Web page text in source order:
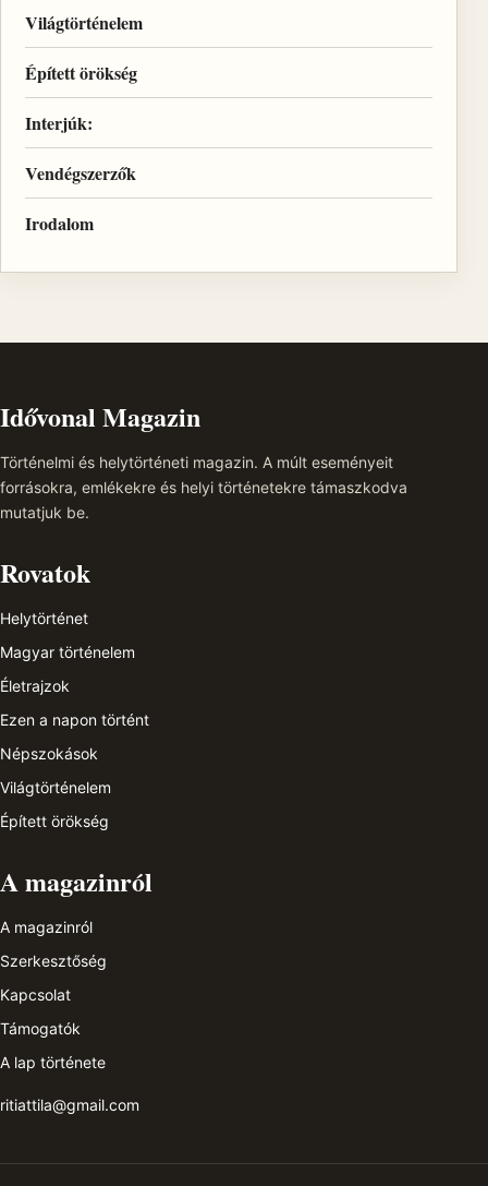
Világtörténelem
Épített örökség
Interjúk:
Vendégszerzők
Irodalom
Idővonal Magazin
Történelmi és helytörténeti magazin. A múlt eseményeit
forrásokra, emlékekre és helyi történetekre támaszkodva
mutatjuk be.
Rovatok
Helytörténet
Magyar történelem
Életrajzok
Ezen a napon történt
Népszokások
Világtörténelem
Épített örökség
A magazinról
A magazinról
Szerkesztőség
Kapcsolat
Támogatók
A lap története
ritiattila@gmail.com